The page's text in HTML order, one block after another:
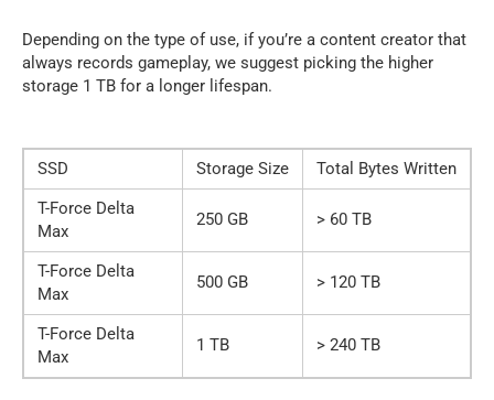
Depending on the type of use, if you’re a content creator that
always records gameplay, we suggest picking the higher
storage 1 TB for a longer lifespan.
SSD Storage Size
Total Bytes Written
T-Force Delta
Max
250 GB > 60 TB
T-Force Delta
Max
500 GB > 120 TB
T-Force Delta
Max
1 TB > 240 TB